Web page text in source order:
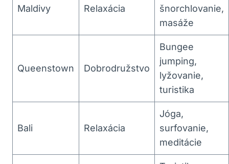
Maldivy Relaxácia
šnorchlovanie,
masáže
Queenstown Dobrodružstvo
Bungee
jumping,
lyžovanie,
turistika
Bali Relaxácia
Jóga,
surfovanie,
meditácie